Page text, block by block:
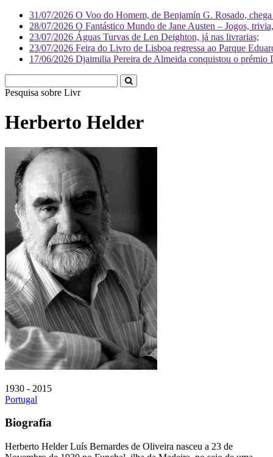
31/07/2026 O Voo do Homem, de Benjamín G. Rosado,
28/07/2026 O Fantástico Mundo de Jane Austen – Jogos,
23/07/2026 Águas Turvas de Len Deighton, já nas livrarias;
23/07/2026 Feira do Livro de Lisboa regressa ao Parque
17/06/2026 Djaimilia Pereira de Almeida conquistou o
Pesquisa sobre Literatura
Herberto Helder
1930 - 2015
Portugal
Biografia
Herberto Helder Luís Bernardes de Oliveira nasceu a 23 de